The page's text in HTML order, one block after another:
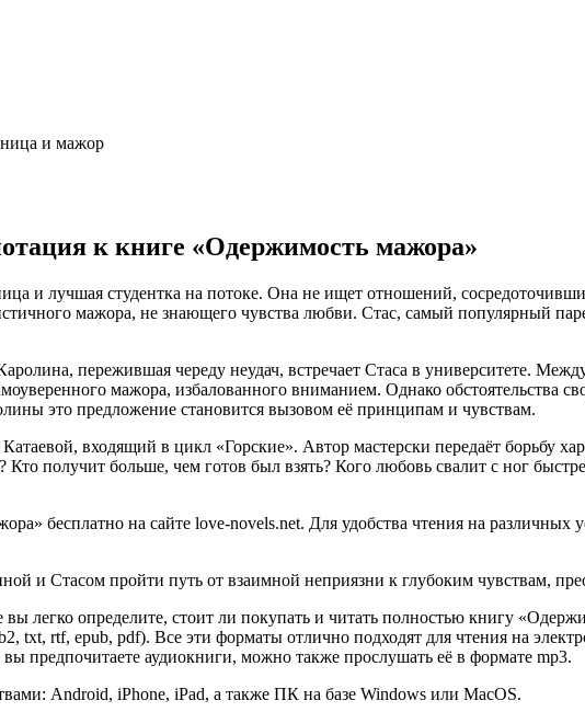
и мажор
к книге «Одержимость мажора»
и лучшая студентка на потоке. Она не ищет отношений,
мажора, не знающего чувства любви. Стас, самый популярный
пережившая череду неудач, встречает Стаса в университете.
мажора, избалованного вниманием. Однако обстоятельства
это предложение становится вызовом её принципам и чувствам.
входящий в цикл «Горские». Автор мастерски передаёт борьбу
получит больше, чем готов был взять? Кого любовь свалит с ног
бесплатно на сайте love-novels.net. Для удобства чтения на различных
и Стасом пройти путь от взаимной неприязни к глубоким чувствам,
легко определите, стоит ли покупать и читать полностью книгу
txt, rtf, epub, pdf). Все эти форматы отлично подходят для чтения на
предпочитаете аудиокниги, можно также прослушать её в формате mp3.
Android, iPhone, iPad, а также ПК на базе Windows или MacOS.